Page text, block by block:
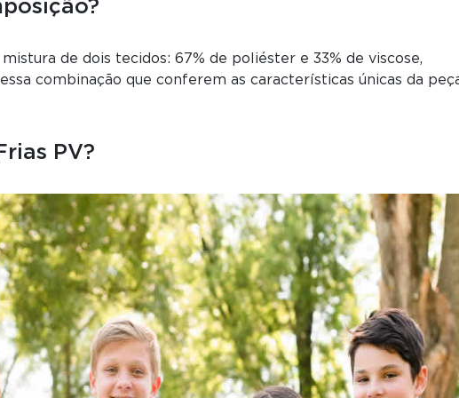
de dois tecidos: 67% de poliéster e 33% de viscose,
combinação que conferem as características únicas da
PV?